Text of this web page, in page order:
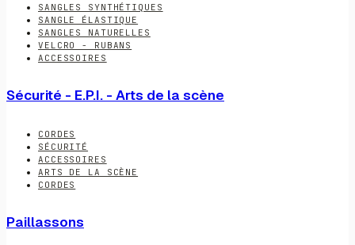
SANGLES SYNTHÉTIQUES
SANGLE ÉLASTIQUE
SANGLES NATURELLES
VELCRO - RUBANS
ACCESSOIRES
Sécurité - E.P.I. - Arts de la scène
CORDES
SÉCURITÉ
ACCESSOIRES
ARTS DE LA SCÈNE
CORDES
Paillassons